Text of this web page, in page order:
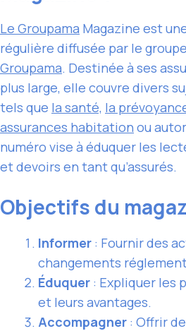
Le Groupama Magazine est
régulière diffusée par le groupe
Groupama. Destinée à ses
plus large, elle couvre divers
tels que la santé, la
assurances habitation ou
numéro vise à éduquer les
et devoirs en tant qu’assurés.
Objectifs du
Informer : Fournir des
changements
Éduquer : Expliquer les
et leurs avantages.
Accompagner : Offrir